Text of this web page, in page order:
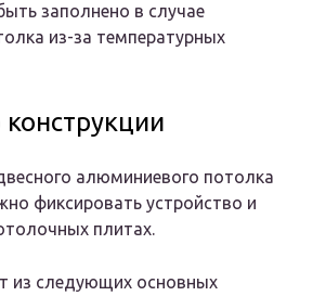
заполнено в случае
из-за температурных
конструкции
алюминиевого потолка
фиксировать устройство и
плитах.
из следующих основных